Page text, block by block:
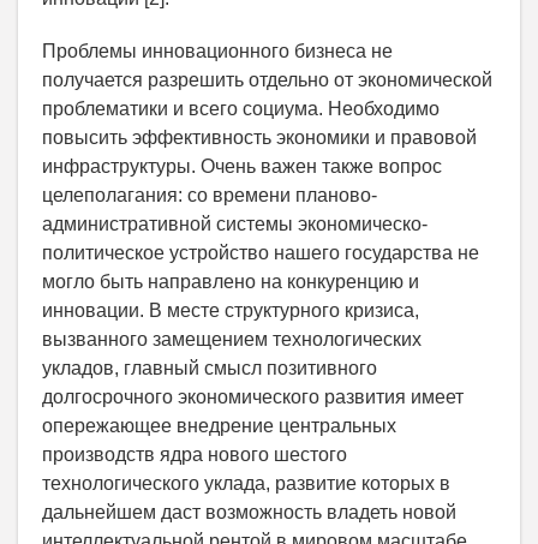
Проблемы инновационного бизнеса не
получается разрешить отдельно от экономической
проблематики и всего социума. Необходимо
повысить эффективность экономики и правовой
инфраструктуры. Очень важен также вопрос
целеполагания: со времени планово-
административной системы экономическо-
политическое устройство нашего государства не
могло быть направлено на конкуренцию и
инновации. В месте структурного кризиса,
вызванного замещением технологических
укладов, главный смысл позитивного
долгосрочного экономического развития имеет
опережающее внедрение центральных
производств ядра нового шестого
технологического уклада, развитие которых в
дальнейшем даст возможность владеть новой